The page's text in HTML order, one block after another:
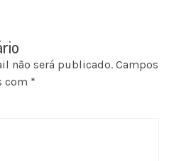
não será publicado. Campos
com *